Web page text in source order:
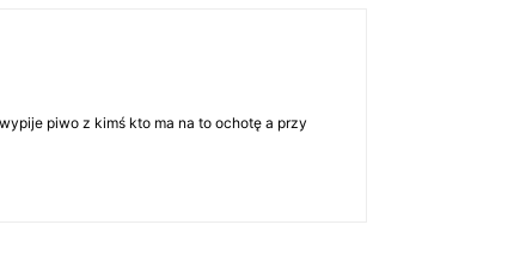
piwo z kimś kto ma na to ochotę a przy